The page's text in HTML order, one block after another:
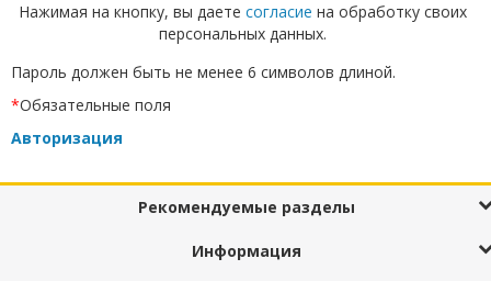
Нажимая на кнопку, вы даете согласие на обработку своих
персональных данных.
Пароль должен быть не менее 6 символов длиной.
*Обязательные поля
Авторизация
Рекомендуемые разделы
Информация